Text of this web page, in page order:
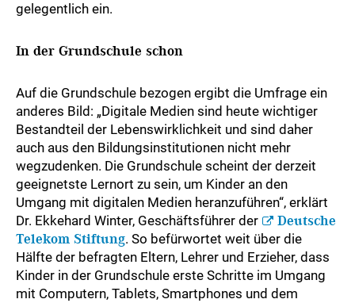
gelegentlich ein.
In der Grundschule schon
Auf die Grundschule bezogen ergibt die Umfrage ein
anderes Bild: „Digitale Medien sind heute wichtiger
Bestandteil der Lebenswirklichkeit und sind daher
auch aus den Bildungsinstitutionen nicht mehr
wegzudenken. Die Grundschule scheint der derzeit
geeignetste Lernort zu sein, um Kinder an den
Umgang mit digitalen Medien heranzuführen“, erklärt
Dr. Ekkehard Winter, Geschäftsführer der
Deutsche
Telekom Stiftung. So befürwortet weit über die
Hälfte der befragten Eltern, Lehrer und Erzieher, dass
Kinder in der Grundschule erste Schritte im Umgang
mit Computern, Tablets, Smartphones und dem